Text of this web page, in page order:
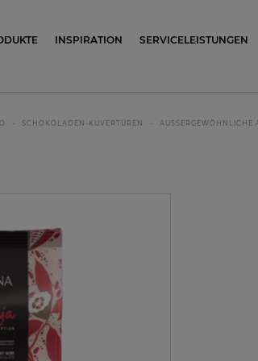
INSPIRATION SERVICELEISTUNGEN
SCHOKOLADEN-KUVERTÜREN AUSSERGEWÖHNLICHE